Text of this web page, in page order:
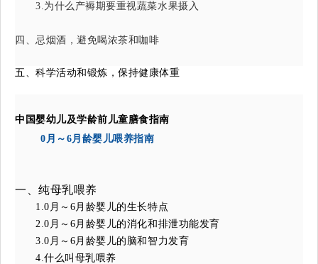
3.为什么产褥期要重视蔬菜水果摄入
四、忌烟酒，避免喝浓茶和咖啡
五、科学活动和锻炼，保持健康体重
中国婴幼儿及学龄前儿童膳食指南
0月～6月龄婴儿喂养指南
一、纯母乳喂养
1.0月～6月龄婴儿的生长特点
2.0月～6月龄婴儿的消化和排泄功能发育
3.0月～6月龄婴儿的脑和智力发育
4.什么叫母乳喂养